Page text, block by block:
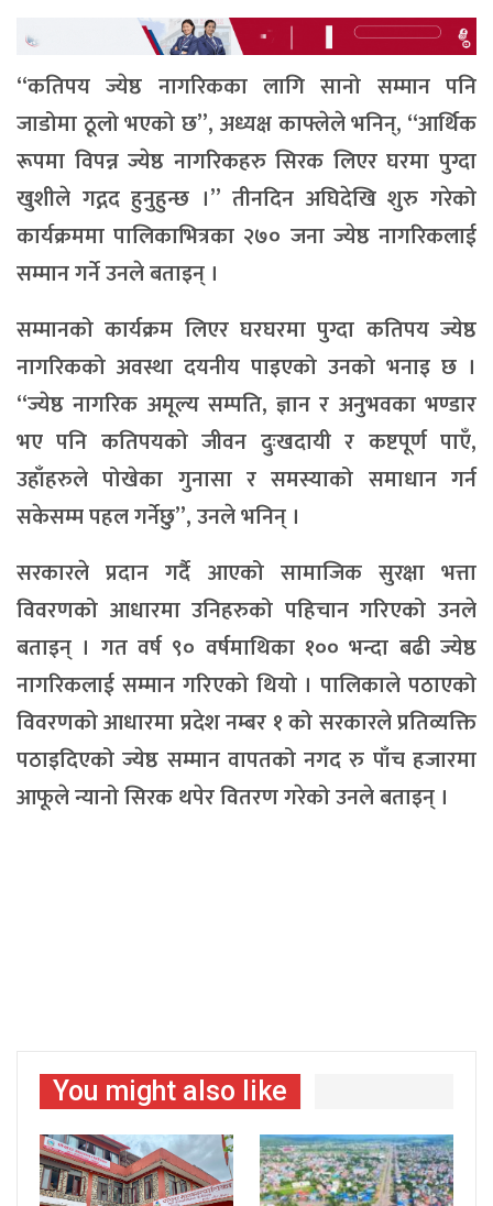
“कतिपय ज्येष्ठ नागरिकका लागि सानो सम्मान पनि
जाडोमा ठूलो भएको छ”, अध्यक्ष काफ्लेले भनिन्, “आर्थिक
रूपमा विपन्न ज्येष्ठ नागरिकहरु सिरक लिएर घरमा पुग्दा
खुशीले गद्गद हुनुहुन्छ ।” तीनदिन अघिदेखि शुरु गरेको
कार्यक्रममा पालिकाभित्रका २७० जना ज्येष्ठ नागरिकलाई
सम्मान गर्ने उनले बताइन् ।
सम्मानको कार्यक्रम लिएर घरघरमा पुग्दा कतिपय ज्येष्ठ
नागरिकको अवस्था दयनीय पाइएको उनको भनाइ छ ।
“ज्येष्ठ नागरिक अमूल्य सम्पति, ज्ञान र अनुभवका भण्डार
भए पनि कतिपयको जीवन दुःखदायी र कष्टपूर्ण पाएँ,
उहाँहरुले पोखेका गुनासा र समस्याको समाधान गर्न
सकेसम्म पहल गर्नेछु”, उनले भनिन् ।
सरकारले प्रदान गर्दै आएको सामाजिक सुरक्षा भत्ता
विवरणको आधारमा उनिहरुको पहिचान गरिएको उनले
बताइन् । गत वर्ष ९० वर्षमाथिका १०० भन्दा बढी ज्येष्ठ
नागरिकलाई सम्मान गरिएको थियो । पालिकाले पठाएको
विवरणको आधारमा प्रदेश नम्बर १ को सरकारले प्रतिव्यक्ति
पठाइदिएको ज्येष्ठ सम्मान वापतको नगद रु पाँच हजारमा
आफूले न्यानो सिरक थपेर वितरण गरेको उनले बताइन् ।
You might also like